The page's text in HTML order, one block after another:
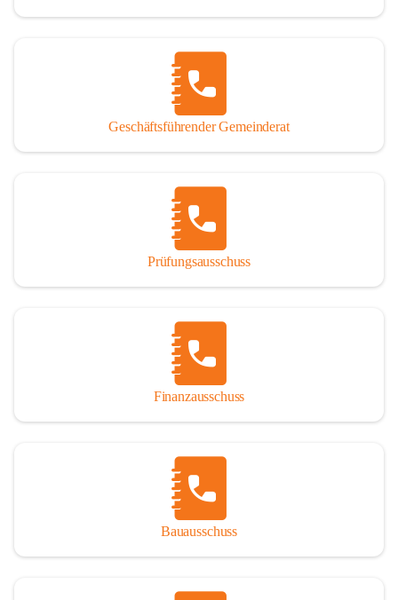
Geschäftsführender Gemeinderat
Prüfungsausschuss
Finanzausschuss
Bauausschuss